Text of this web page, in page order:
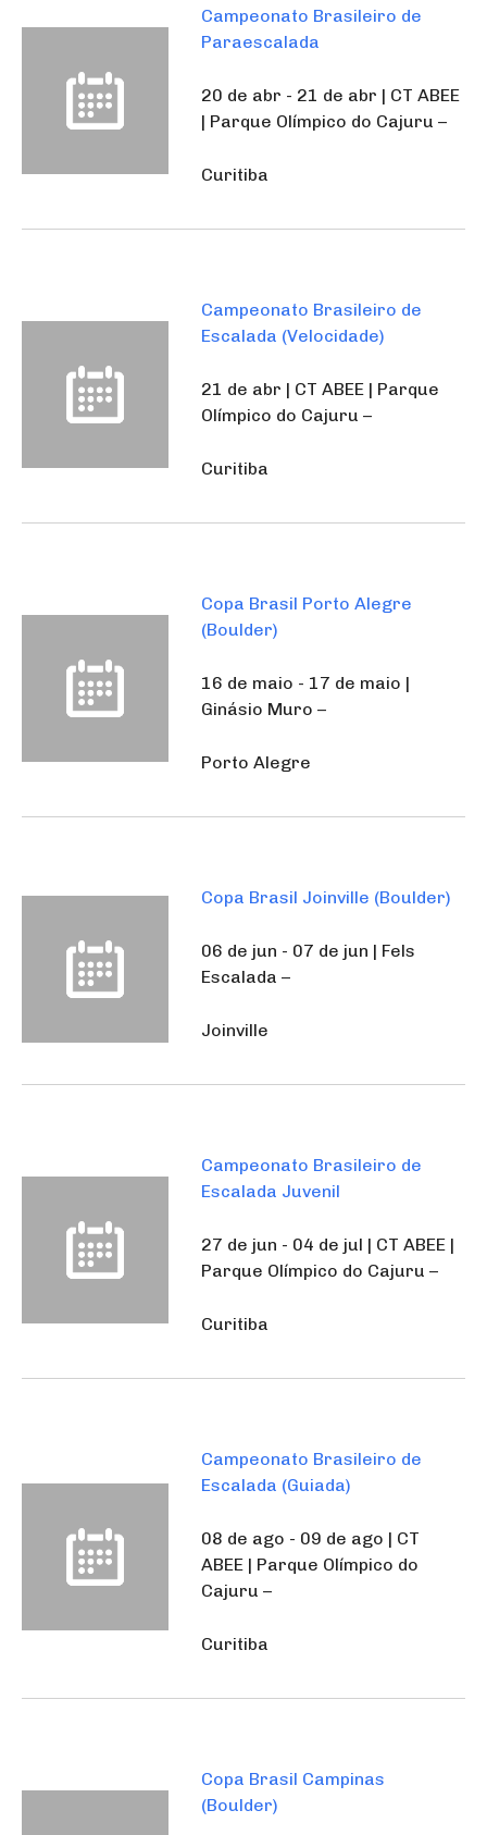
Campeonato Brasileiro de
Paraescalada
20 de abr - 21 de abr | CT ABEE
| Parque Olímpico do Cajuru –
Curitiba
Campeonato Brasileiro de
Escalada (Velocidade)
21 de abr | CT ABEE | Parque
Olímpico do Cajuru –
Curitiba
Copa Brasil Porto Alegre
(Boulder)
16 de maio - 17 de maio |
Ginásio Muro –
Porto Alegre
Copa Brasil Joinville (Boulder)
06 de jun - 07 de jun | Fels
Escalada –
Joinville
Campeonato Brasileiro de
Escalada Juvenil
27 de jun - 04 de jul | CT ABEE |
Parque Olímpico do Cajuru –
Curitiba
Campeonato Brasileiro de
Escalada (Guiada)
08 de ago - 09 de ago | CT
ABEE | Parque Olímpico do
Cajuru –
Curitiba
Copa Brasil Campinas
(Boulder)